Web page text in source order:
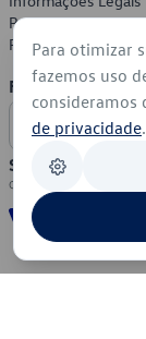
Política de
Política de Cookies
Formas de
Segurança
Para otimizar
fazemos uso
consideramos
de privacidade.